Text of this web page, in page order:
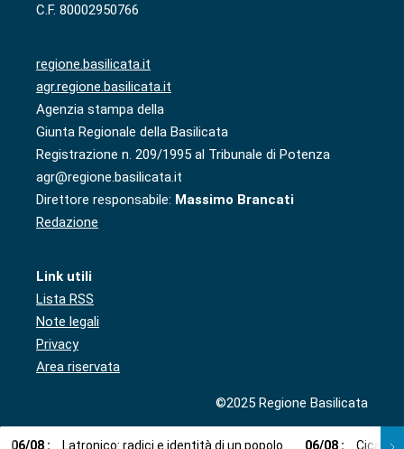
C.F. 80002950766
regione.basilicata.it
agr.regione.basilicata.it
Agenzia stampa della
Giunta Regionale della Basilicata
Registrazione n. 209/1995 al Tribunale di Potenza
agr@regione.basilicata.it
Direttore responsabile: Massimo Brancati
Redazione
Link utili
Lista RSS
Note legali
Privacy
Area riservata
©2025 Regione Basilicata
06/08 : Latronico: radici e identità di un popolo 06/08 : Cicala: